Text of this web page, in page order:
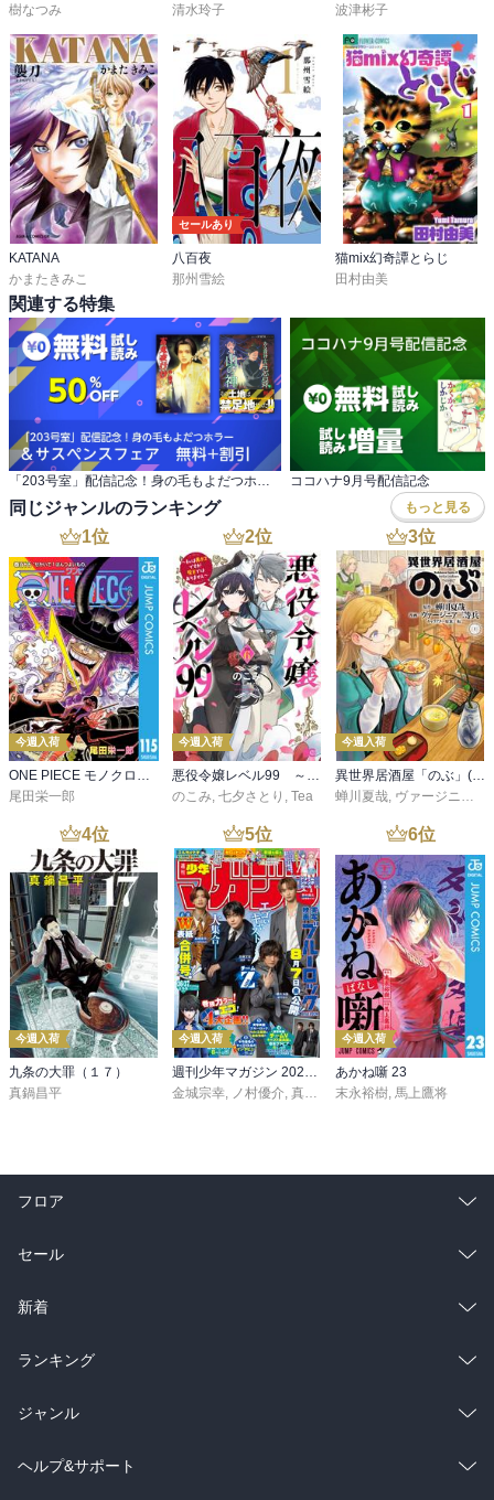
樹なつみ
清水玲子
波津彬子
KATANA
かまたきみこ
セールあり
八百夜
那州雪絵
猫mix幻奇譚とらじ
田村由美
関連する特集
「203号室」配信記念！身の毛もよだつホラー ＆サスペンスフェア 無料+割引 ココハナ9月号配信記念
同じジャンルのランキング もっと見る
1位
今週入荷
尾田栄一郎
2位
今週入荷
のこみ 七夕さとり Tea
3位
今週入荷
蝉川夏哉 ヴァージニア二等兵
4位
今週入荷
九条の大罪（１７）
真鍋昌平
5位
今週入荷
週刊少年マガジン 2026年36・37号[2026年8月5日発売]
金城宗幸, ノ村優介, 真島ヒロ ,宮島礼吏,新川直司
6位
今週入荷
あかね噺 23
末永裕樹, 馬上鷹将
フロア
総合
ラノベ
雑誌・グラビア
BL・TL
セール
総合
ラノベ
雑誌・グラビア
BL・TL
新着
総合
ラノベ
雑誌・グラビア
ランキング
総合
ラノベ
ジャンル
コミック
ヘルプ&サポート